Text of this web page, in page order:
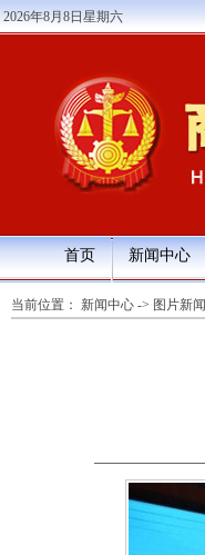
2026年8月8日星期六
首页 新闻中心
当前位置： 新闻中心 -> 图片新闻